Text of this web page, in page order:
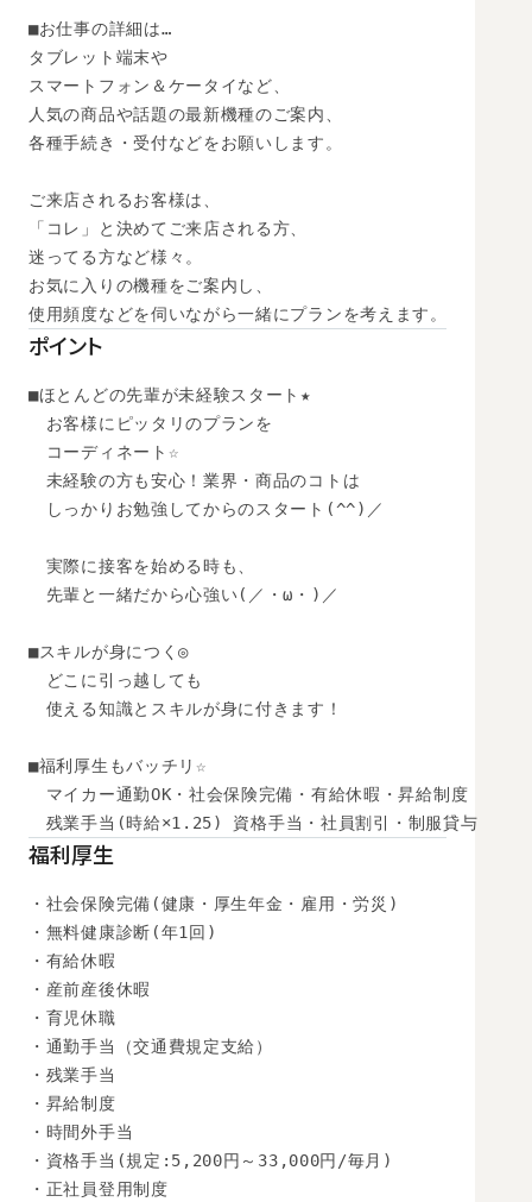
■お仕事の詳細は…
タブレット端末や
スマートフォン＆ケータイなど、
人気の商品や話題の最新機種のご案内、
各種手続き・受付などをお願いします。
ご来店されるお客様は、
「コレ」と決めてご来店される方、
迷ってる方など様々。
お気に入りの機種をご案内し、
使用頻度などを伺いながら一緒にプランを考えます。
ポイント
■ほとんどの先輩が未経験スタート★
お客様にピッタリのプランを
コーディネート☆
未経験の方も安心！業界・商品のコトは
しっかりお勉強してからのスタート(^^)／
実際に接客を始める時も、
先輩と一緒だから心強い(／・ω・)／
■スキルが身につく◎
どこに引っ越しても
使える知識とスキルが身に付きます！
■福利厚生もバッチリ☆
マイカー通勤OK・社会保険完備・有給休暇・昇給制度
残業手当(時給×1.25) 資格手当・社員割引・制服貸与
福利厚生
・社会保険完備(健康・厚生年金・雇用・労災)
・無料健康診断(年1回)
・有給休暇
・産前産後休暇
・育児休職
・通勤手当（交通費規定支給）
・残業手当
・昇給制度
・時間外手当
・資格手当(規定:5,200円～33,000円/毎月)
・正社員登用制度